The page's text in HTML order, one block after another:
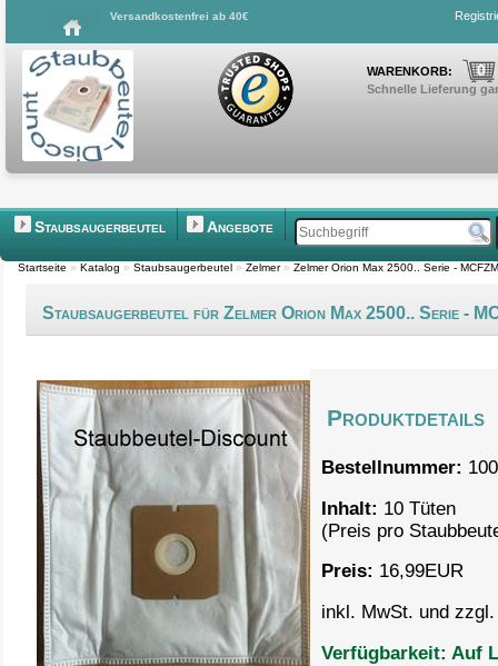
Versandkostenfrei ab 40€
WARENKORB: 0
Schnelle Lieferung
Staubsaugerbeutel Angebote
Startseite » Katalog » Staubsaugerbeutel » Zelmer » Zelmer Orion Max 2500.. Serie -
Staubsaugerbeutel für Zelmer Orion Max 2500.. Serie -
Produktdetails
Bestellnummer:
Inhalt: 10 Tüten
(Preis pro
Preis: 16,99EUR
inkl. MwSt. und
Verfügbarkeit: Auf